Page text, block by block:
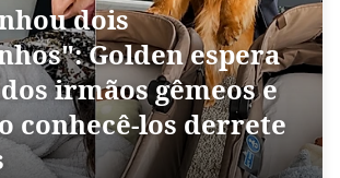
dois
Golden espera
irmãos gêmeos e
conhecê-los derrete